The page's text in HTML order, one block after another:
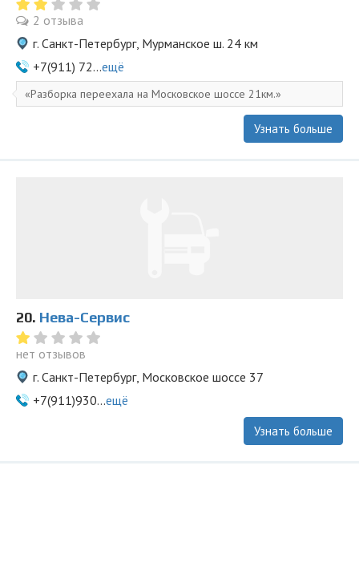
2 отзыва
г. Санкт-Петербург, Мурманское ш. 24 км
+7(911) 72...ещё
Разборка переехала на Московское шоссе 21км.
Узнать больше
20. Нева-Сервис
нет отзывов
г. Санкт-Петербург, Московское шоссе 37
+7(911)930...ещё
Узнать больше